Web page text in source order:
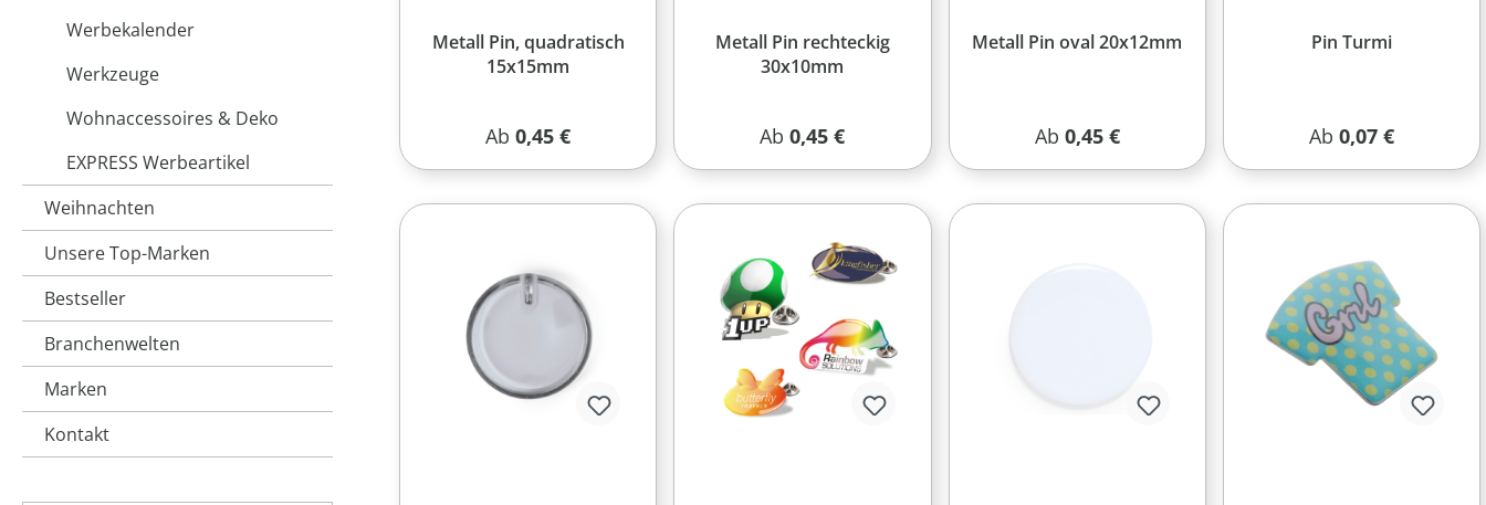
Metall Pin, quadratisch
15x15mm
Regulärer Preis:
Ab0,45 €
Metall Pin rechteckig
30x10mm
Regulärer Preis:
Ab0,45 €
Metall Pin oval 20x12mm
Regulärer Preis:
Ab 0,45 €
Pin Turmi
Regulärer Preis:
Ab 0,07 €
Werbekalender
Werkzeuge
Wohnaccessoires & Deko
EXPRESS Werbeartikel
Weihnachten
Unsere Top-Marken
Bestseller
Branchenwelten
Marken
Kontakt